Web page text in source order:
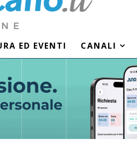
ED EVENTI CANALI